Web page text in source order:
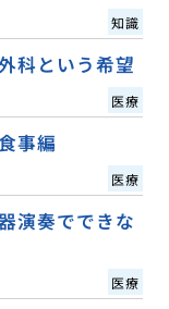
知識
科という希望
医療
事編
医療
演奏でできな
医療